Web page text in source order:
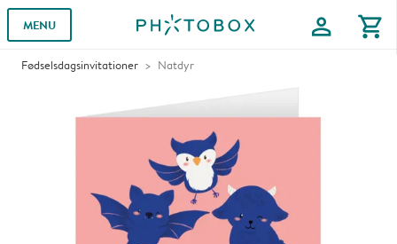
MENU profile shopping_cart
Fødselsdagsinvitationer Natdyr